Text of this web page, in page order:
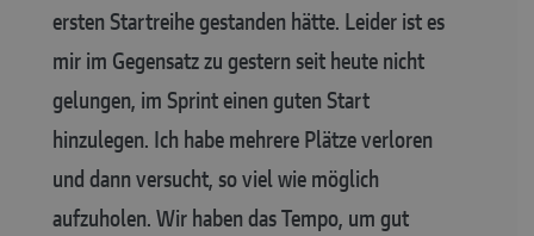
ersten Startreihe gestanden hätte. Leider ist es
mir im Gegensatz zu gestern seit heute nicht
gelungen, im Sprint einen guten Start
hinzulegen. Ich habe mehrere Plätze verloren
und dann versucht, so viel wie möglich
aufzuholen. Wir haben das Tempo, um gut